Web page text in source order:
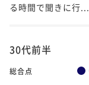
る時間で聞きに行...
30代前半
総合点